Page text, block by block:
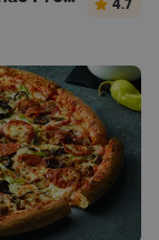
4.7